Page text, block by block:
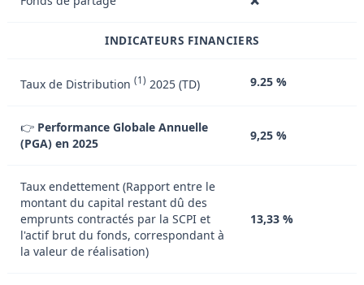
INDICATEURS FINANCIERS
Taux de Distribution (1) 2025 (TD) 9.25 %
👉 Performance Globale Annuelle
(PGA) en 2025
9,25 %
Taux endettement (Rapport entre le
montant du capital restant dû des
emprunts contractés par la SCPI et
l'actif brut du fonds, correspondant à
la valeur de réalisation)
13,33 %